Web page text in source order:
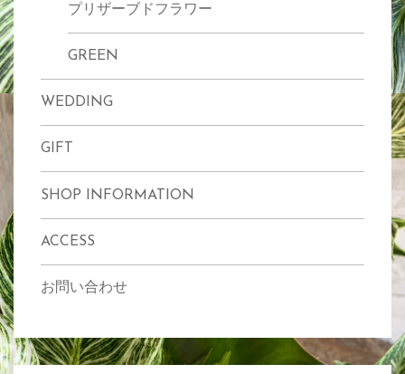
プリザーブドフラワー
GREEN
WEDDING
GIFT
SHOP INFORMATION
ACCESS
お問い合わせ